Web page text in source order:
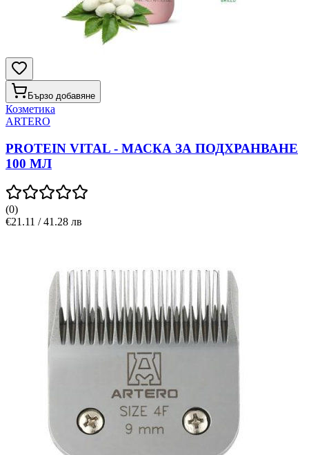
Бързо добавяне
Козметика
ARTERO
PROTEIN VITAL - МАСКА ЗА ПОДХРАНВАНЕ
100 МЛ
(0)
€21.11 / 41.28 лв